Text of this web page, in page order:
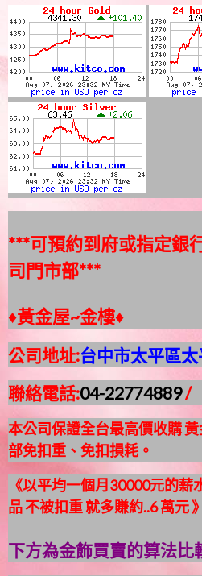
***可預約到府或指定銀
司門市部***
♦黃金屋~金樓♦
公司地址:台中市太平區
聯絡電話:04-22774889/
本公司保證全台最高價收購
部免扣重、免扣損耗。
《以平均一個月30000元的
品 不被扣重 就多賺約..6 萬元 》
下方為金飾買賣的算法比